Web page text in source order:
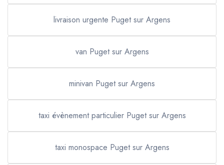
livraison urgente Puget sur Argens
van Puget sur Argens
minivan Puget sur Argens
taxi évènement particulier Puget sur Argens
taxi monospace Puget sur Argens